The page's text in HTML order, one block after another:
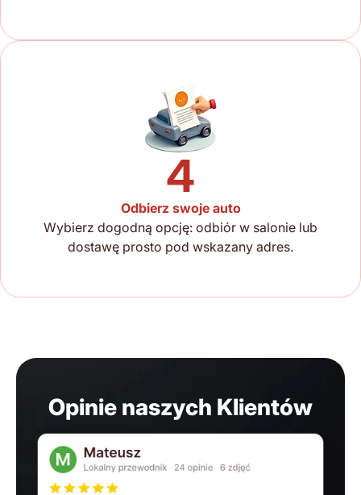
4
Odbierz swoje auto
Wybierz dogodną opcję: odbiór w salonie lub
dostawę prosto pod wskazany adres.
Opinie naszych Klientów